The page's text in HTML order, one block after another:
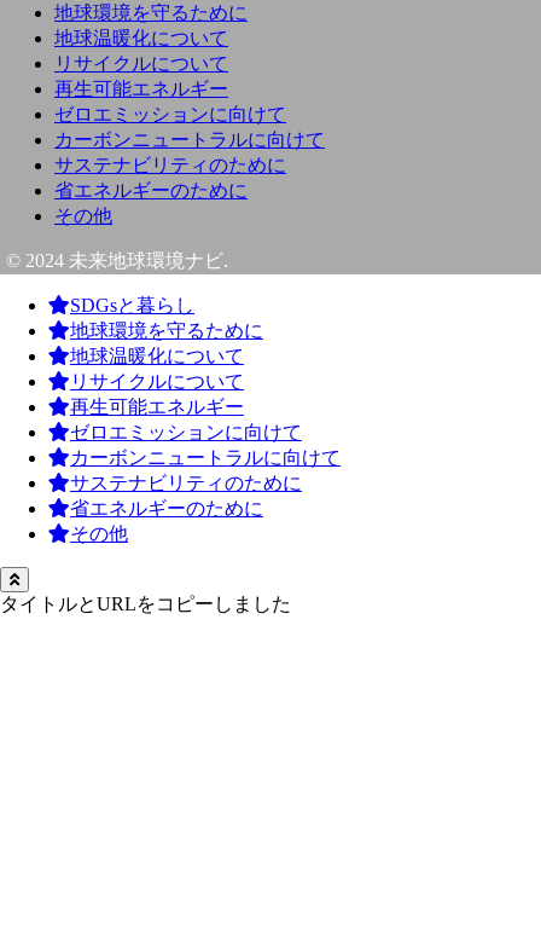
地球環境を守るために
地球温暖化について
リサイクルについて
再生可能エネルギー
ゼロエミッションに向けて
カーボンニュートラルに向けて
サステナビリティのために
省エネルギーのために
その他
© 2024 未来地球環境ナビ.
SDGsと暮らし
地球環境を守るために
地球温暖化について
リサイクルについて
再生可能エネルギー
ゼロエミッションに向けて
カーボンニュートラルに向けて
サステナビリティのために
省エネルギーのために
その他
タイトルとURLをコピーしました